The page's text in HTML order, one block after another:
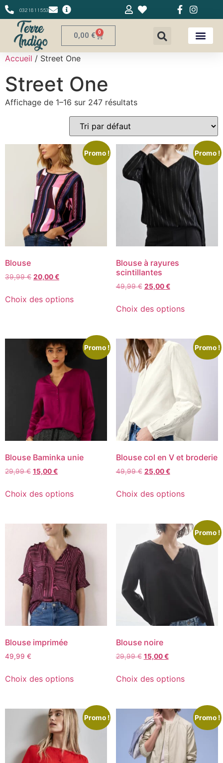
0321811553
0,00 € 0
Accueil / Street One
Street One
Affichage de 1–16 sur 247 résultats
Promo !
Blouse
39,99€ 20,00€
Choix des options
Promo !
Blouse à rayures
scintillantes
49,99€ 25,00€
Choix des options
Promo !
Blouse Baminka unie
29,99€ 15,00€
Choix des options
Promo !
Blouse col en V et broderie
49,99€ 25,00€
Choix des options
Blouse imprimée
49,99 €
Choix des options
Promo !
Blouse noire
29,99€ 15,00€
Choix des options
Promo ! Promo !